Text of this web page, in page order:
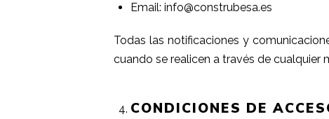
Email: info@construbesa.es
Todas las notificaciones y
cuando se realicen a través de
CONDICIONES DE